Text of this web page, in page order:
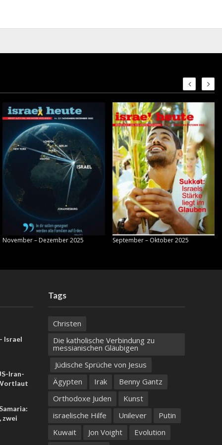
November – Dezember 2025 September – Oktober 2025
Israel
Iran-
zwei
Tags
Christen
Die katholische Verbindung zu
messianischen Gläubigen
Jüdische Sprüche von Jesus
Ägypten
Irak
Benny Gantz
Orthodoxe Juden
Kunst
israelische Hilfe
Unilever
Putin
Kuwait
Jon Voight
Evolution